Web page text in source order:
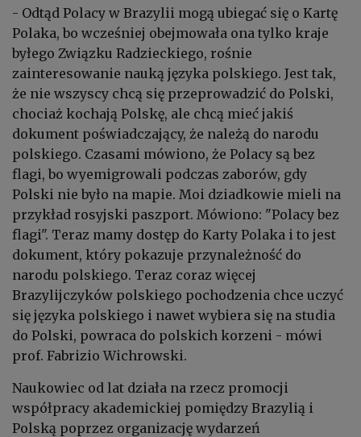
- Odtąd Polacy w Brazylii mogą ubiegać się o Kartę
Polaka, bo wcześniej obejmowała ona tylko kraje
byłego Związku Radzieckiego, rośnie
zainteresowanie nauką języka polskiego. Jest tak,
że nie wszyscy chcą się przeprowadzić do Polski,
chociaż kochają Polskę, ale chcą mieć jakiś
dokument poświadczający, że należą do narodu
polskiego. Czasami mówiono, że Polacy są bez
flagi, bo wyemigrowali podczas zaborów, gdy
Polski nie było na mapie. Moi dziadkowie mieli na
przykład rosyjski paszport. Mówiono: "Polacy bez
flagi". Teraz mamy dostęp do Karty Polaka i to jest
dokument, który pokazuje przynależność do
narodu polskiego. Teraz coraz więcej
Brazylijczyków polskiego pochodzenia chce uczyć
się języka polskiego i nawet wybiera się na studia
do Polski, powraca do polskich korzeni - mówi
prof. Fabrizio Wichrowski.
Naukowiec od lat działa na rzecz promocji
współpracy akademickiej pomiędzy Brazylią i
Polską poprzez organizację wydarzeń